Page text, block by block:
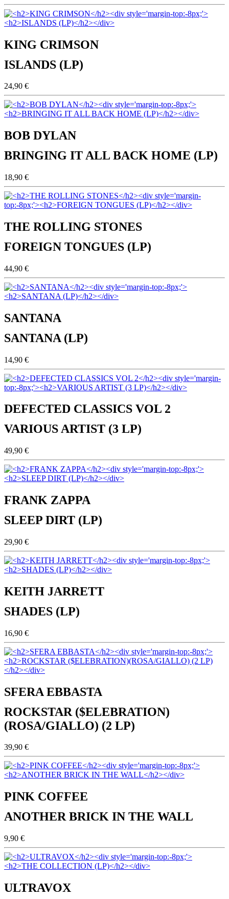
KING CRIMSON
ISLANDS (LP)
24,90 €
BOB DYLAN
BRINGING IT ALL BACK HOME (LP)
18,90 €
THE ROLLING STONES
FOREIGN TONGUES (LP)
44,90 €
SANTANA
SANTANA (LP)
14,90 €
DEFECTED CLASSICS VOL 2
VARIOUS ARTIST (3 LP)
49,90 €
FRANK ZAPPA
SLEEP DIRT (LP)
29,90 €
KEITH JARRETT
SHADES (LP)
16,90 €
SFERA EBBASTA
ROCKSTAR ($ELEBRATION)
(ROSA/GIALLO) (2 LP)
39,90 €
PINK COFFEE
ANOTHER BRICK IN THE WALL
9,90 €
ULTRAVOX